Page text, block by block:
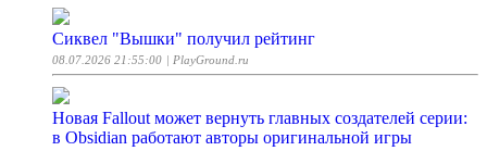
Сиквел "Вышки" получил рейтинг
08.07.2026 21:55:00 | PlayGround.ru
Новая Fallout может вернуть главных создателей серии:
в Obsidian работают авторы оригинальной игры